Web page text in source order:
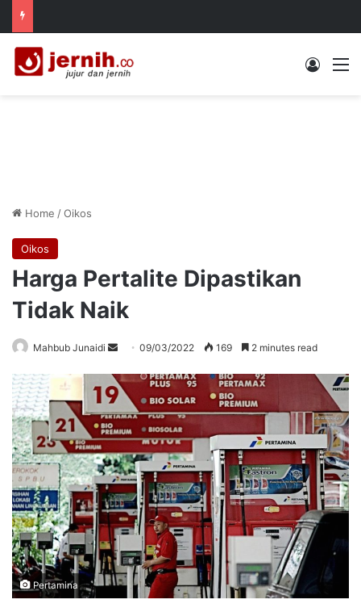
Log In
Home /Oikos
Oikos
Harga Pertalite Dipastikan
Tidak Naik
Mahbub Junaidi
Send
email
09/03/2022 169 2 minutes read
Pertamina